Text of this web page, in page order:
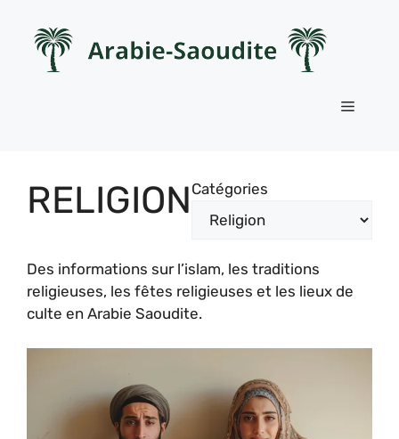
contenu
Menu
RELIGION Catégories
Des informations sur l’islam, les traditions
religieuses, les fêtes religieuses et les lieux de
culte en Arabie Saoudite.